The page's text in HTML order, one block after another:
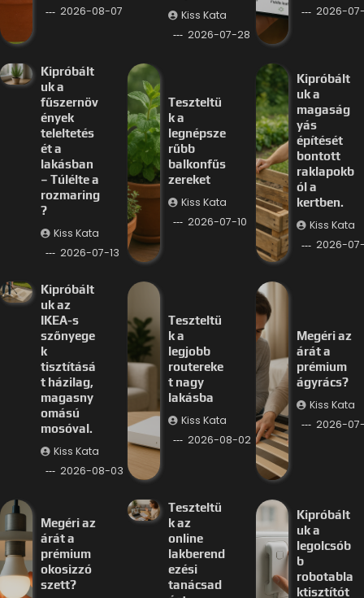
2026-08-07
Kiss Kata
2026-07-28
2026-
Kipróbált
uk a
fűszernöv
ények
teleltetés
ét a
lakásban
– Túlélte a
rozmaring
?
Kiss Kata
2026-07-13
Teszteltü
k a
legnépsze
rűbb
balkonfűs
zereket
Kiss Kata
2026-07-10
Kipróbált
uk a
magaság
yás
építését
bontott
raklapokb
ól a
kertben.
Kiss Kata
2026-
Kipróbált
uk az
IKEA-s
szőnyege
k
tisztításá
t házilag,
magasny
omású
mosóval.
Kiss Kata
2026-08-03
Teszteltü
k a
legjobb
routereke
t nagy
lakásba
Kiss Kata
2026-08-02
Megéri az
árát a
prémium
ágyrács?
Kiss Kata
2026-
Megéri az
árát a
prémium
okosizzó
szett?
Teszteltü
k az
online
lakberend
ezési
tanácsad
Kipróbált
uk a
legolcsób
b
robotabla
ktisztítót